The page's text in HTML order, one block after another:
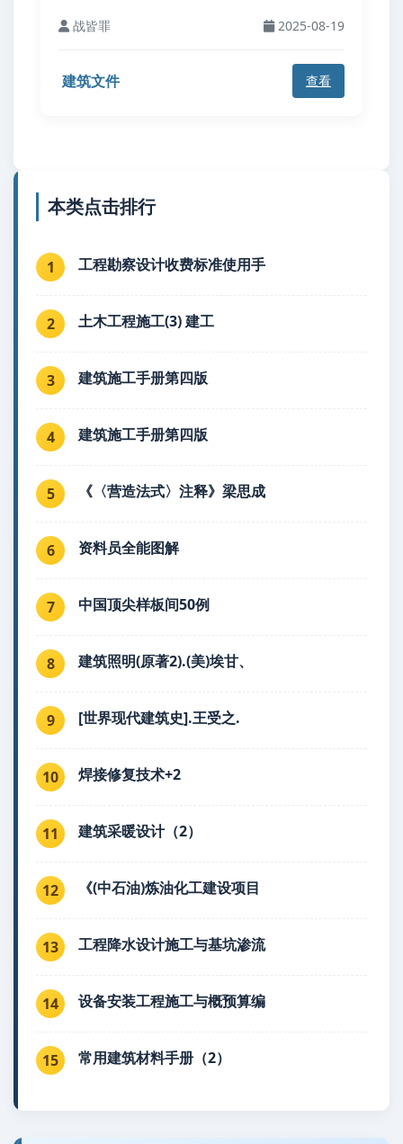
战皆罪 2025-08-19
建筑文件 查看
本类点击排行
1 工程勘察设计收费标准使用手
2 土木工程施工(3) 建工
3 建筑施工手册第四版
4 建筑施工手册第四版
5 《〈营造法式〉注释》梁思成
6 资料员全能图解
7 中国顶尖样板间50例
8 建筑照明(原著2).(美)埃甘、
9 [世界现代建筑史].王受之.
10 焊接修复技术+2
11 建筑采暖设计（2）
12 《(中石油)炼油化工建设项目
13 工程降水设计施工与基坑渗流
14 设备安装工程施工与概预算编
15 常用建筑材料手册（2）